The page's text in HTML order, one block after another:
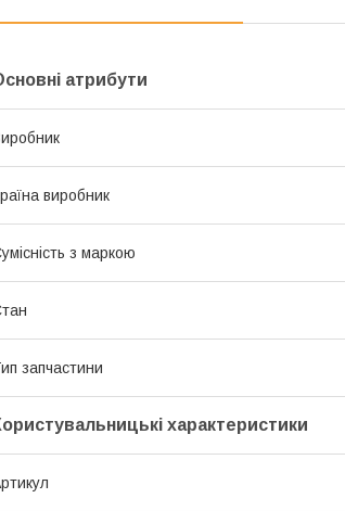
атрибути
виробник
з маркою
запчастини
характеристики